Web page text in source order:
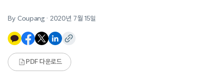
By Coupang · 2020년 7월 15일
PDF 다운로드